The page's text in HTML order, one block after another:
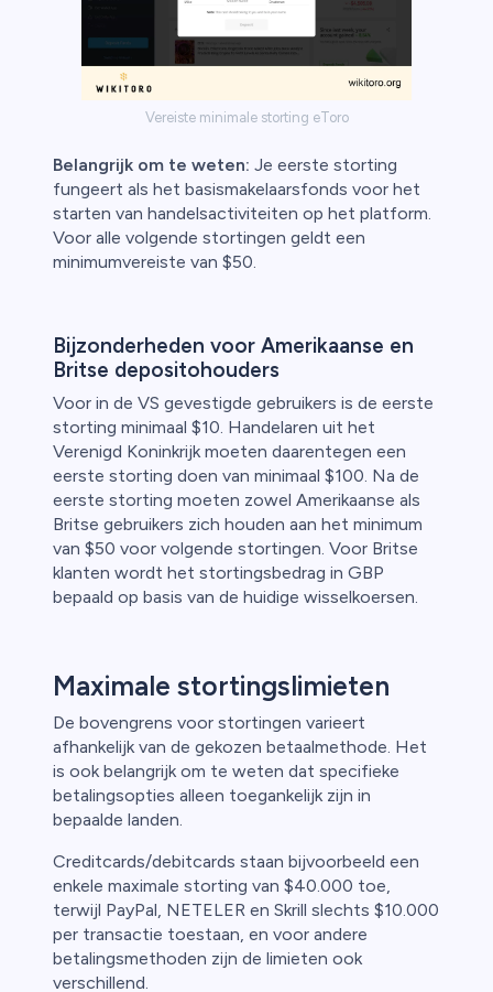
Vereiste minimale storting eToro
Belangrijk om te weten: Je eerste storting
fungeert als het basismakelaarsfonds voor het
starten van handelsactiviteiten op het platform.
Voor alle volgende stortingen geldt een
minimumvereiste van $50.
Bijzonderheden voor Amerikaanse en
Britse depositohouders
Voor in de VS gevestigde gebruikers is de eerste
storting minimaal $10. Handelaren uit het
Verenigd Koninkrijk moeten daarentegen een
eerste storting doen van minimaal $100. Na de
eerste storting moeten zowel Amerikaanse als
Britse gebruikers zich houden aan het minimum
van $50 voor volgende stortingen. Voor Britse
klanten wordt het stortingsbedrag in GBP
bepaald op basis van de huidige wisselkoersen.
Maximale stortingslimieten
De bovengrens voor stortingen varieert
afhankelijk van de gekozen betaalmethode. Het
is ook belangrijk om te weten dat specifieke
betalingsopties alleen toegankelijk zijn in
bepaalde landen.
Creditcards/debitcards staan bijvoorbeeld een
enkele maximale storting van $40.000 toe,
terwijl PayPal, NETELER en Skrill slechts $10.000
per transactie toestaan, en voor andere
betalingsmethoden zijn de limieten ook
verschillend.